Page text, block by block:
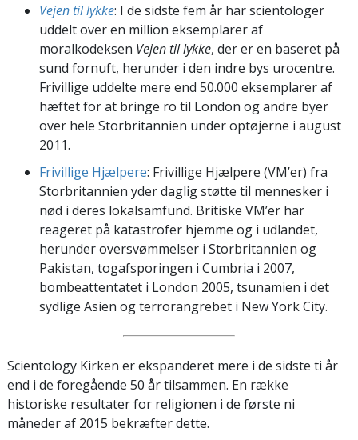
Vejen til lykke: I de sidste fem år har scientologer
uddelt over en million eksemplarer af
moralkodeksen Vejen til lykke, der er en baseret på
sund fornuft, herunder i den indre bys urocentre.
Frivillige uddelte mere end 50.000 eksemplarer af
hæftet for at bringe ro til London og andre byer
over hele Storbritannien under optøjerne i august
2011.
Frivillige Hjælpere: Frivillige Hjælpere (VM’er) fra
Storbritannien yder daglig støtte til mennesker i
nød i deres lokalsamfund. Britiske VM’er har
reageret på katastrofer hjemme og i udlandet,
herunder oversvømmelser i Storbritannien og
Pakistan, togafsporingen i Cumbria i 2007,
bombeattentatet i London 2005, tsunamien i det
sydlige Asien og terrorangrebet i New York City.
Scientology Kirken er ekspanderet mere i de sidste ti år
end i de foregående 50 år tilsammen. En række
historiske resultater for religionen i de første ni
måneder af 2015 bekræfter dette.